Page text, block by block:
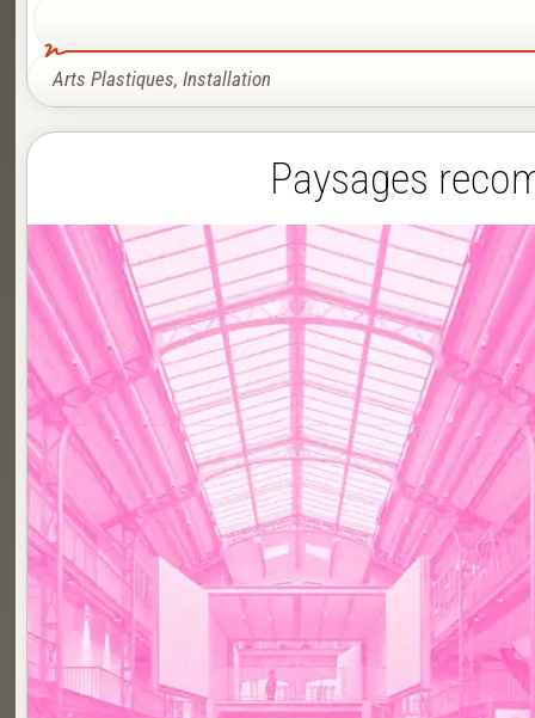
Arts Plastiques, Installation
Paysages